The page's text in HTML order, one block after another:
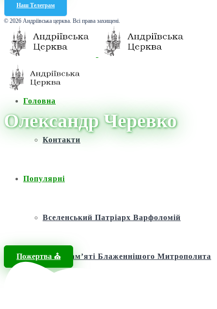
Наш Телеграм
© 2026 Андріївська церква. Всі права захищені.
Головна
Контакти
Популярні
Вселенський Патріарх Варфоломій
Фонд пам’яті Блаженнішого Митрополита
Пожертва ⛪️
Олександр Черевко